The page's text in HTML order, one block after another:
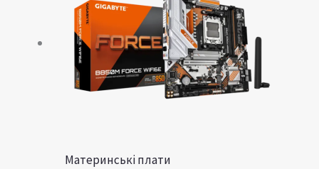
Материнські плати